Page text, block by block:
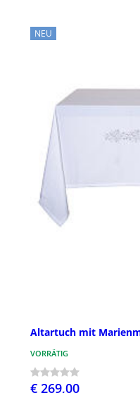
NEU
Altartuch mit
VORRÄTIG
€ 269,00